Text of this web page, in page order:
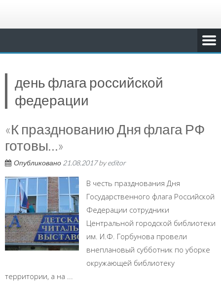
день флага российской
федерации
«К празднованию Дня флага РФ
готовы…»
Опубликовано 21.08.2017byeditor
В честь празднования Дня
Государственного флага Российской
Федерации сотрудники
Центральной городской библиотеки
им. И.Ф. Горбунова провели
внеплановый субботник по уборке
окружающей библиотеку
территории, а на ...